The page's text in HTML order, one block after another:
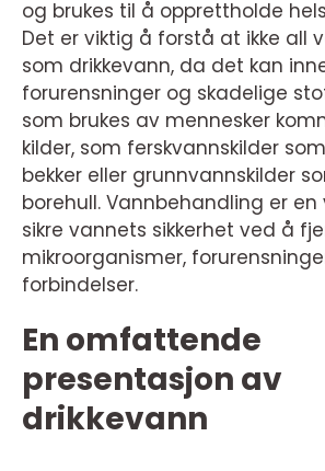
og brukes til å opprettholde
Det er viktig å forstå at ikke all
som drikkevann, da det kan
forurensninger og skadelige
som brukes av mennesker
kilder, som ferskvannskilder
bekker eller grunnvannskilder
borehull. Vannbehandling er
sikre vannets sikkerhet ved å
mikroorganismer,
forbindelser.
En omfattende
presentasjon av
drikkevann